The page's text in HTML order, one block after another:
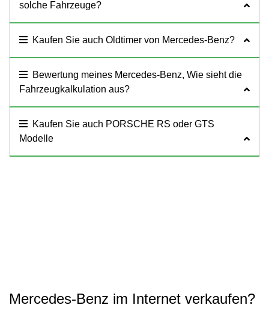
solche Fahrzeuge?
Kaufen Sie auch Oldtimer von Mercedes-Benz?
Bewertung meines Mercedes-Benz, Wie sieht die
Fahrzeugkalkulation aus?
Kaufen Sie auch PORSCHE RS oder GTS
Modelle
Mercedes-Benz im Internet verkaufen?